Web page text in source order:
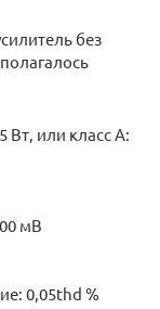
без
Вт, или класс A:
мВ
0,05thd %